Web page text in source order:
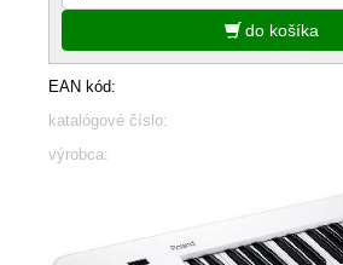
do košíka
EAN kód:
katalógové číslo:
výrobca: